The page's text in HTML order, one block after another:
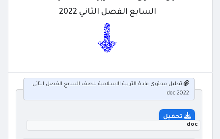
السابع الفصل الثاني 2022
تحليل محتوى مادة التربية الاسلامية للصف السابع الفصل الثاني
2022.doc
تحميل
doc